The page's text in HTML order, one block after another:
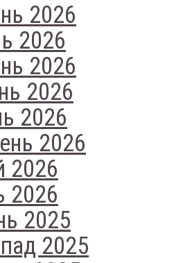
2026
2026
2026
2026
2026
2026
2026
2026
2025
2025